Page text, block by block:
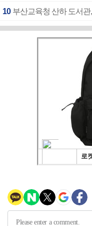
10 부산교육청 산하 도서